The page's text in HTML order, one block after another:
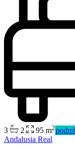
3 2 95 m2
Andalusia Real